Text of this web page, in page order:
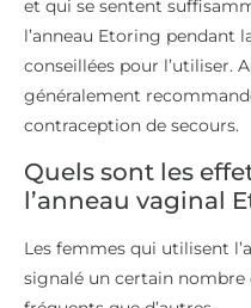
et qui se sentent
l’anneau Etoring pendant
conseillées pour l’utiliser.
généralement
contraception de secours.
Quels sont les
l’anneau vaginal
Les femmes qui utilisent
signalé un certain nombre